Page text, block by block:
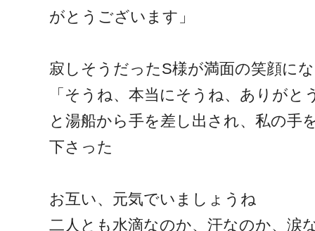
がとうございます」
寂しそうだったS様が満面の笑顔に
「そうね、本当にそうね、ありがと
と湯船から手を差し出され、私の手
下さった
お互い、元気でいましょうね
二人とも水滴なのか、汗なのか、涙